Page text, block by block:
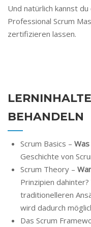
Und natürlich kannst
Professional Scrum
zertifizieren lassen.
BEHANDELN
Scrum Basics –
Geschichte von
Scrum Theory –
Prinzipien
traditionelleren
wird dadurch
Das Scrum